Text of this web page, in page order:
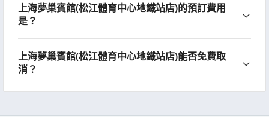
上海夢巢賓館(松江體育中心地鐵站店)的預訂費用
是？
上海夢巢賓館(松江體育中心地鐵站店)能否免費取
消？